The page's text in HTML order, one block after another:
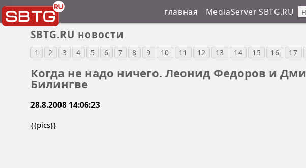
главная MediaServer SBTG.RU
SBTG.RU новости
1 2 3 4 5 6 7 8 9 10 11 12 13 14 15 16 17
Когда не надо ничего. Леонид Федоров и
Билингве
28.8.2008 14:06:23
{{pics}}